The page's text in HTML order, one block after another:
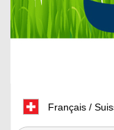
Français /